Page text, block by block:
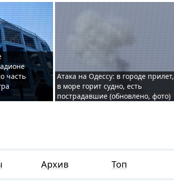
часть
Атака на Одессу: в городе прилет,
в море горит судно, есть
пострадавшие (обновлено, фото)
Архив Топ